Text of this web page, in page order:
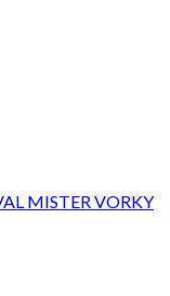
MISTER VORKY